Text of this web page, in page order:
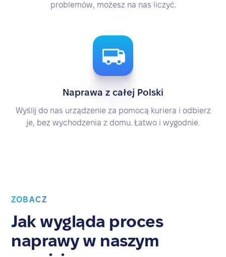
problemów, możesz na nas liczyć.
Naprawa z całej Polski
Wyślij do nas urządzenie za pomocą kuriera i odbierz
je, bez wychodzenia z domu. Łatwo i wygodnie.
ZOBACZ
Jak wygląda proces
naprawy w naszym